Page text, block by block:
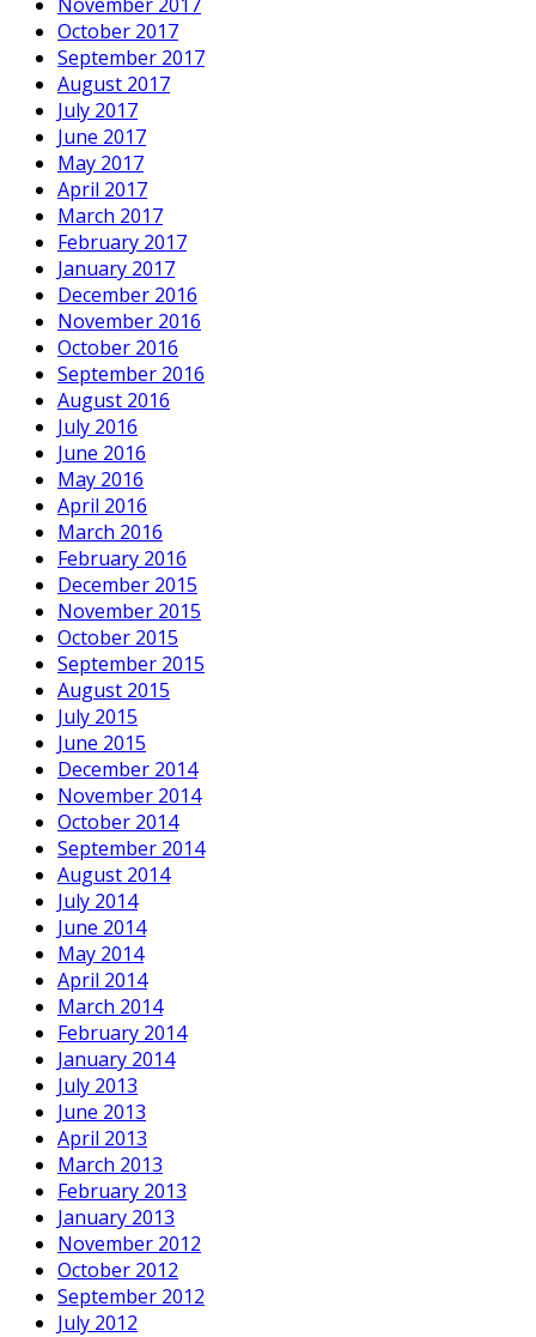
October 2017
September 2017
August 2017
July 2017
June 2017
May 2017
April 2017
March 2017
February 2017
January 2017
December 2016
November 2016
October 2016
September 2016
August 2016
July 2016
June 2016
May 2016
April 2016
March 2016
February 2016
December 2015
November 2015
October 2015
September 2015
August 2015
July 2015
June 2015
December 2014
November 2014
October 2014
September 2014
August 2014
July 2014
June 2014
May 2014
April 2014
March 2014
February 2014
January 2014
July 2013
June 2013
April 2013
March 2013
February 2013
January 2013
November 2012
October 2012
September 2012
July 2012